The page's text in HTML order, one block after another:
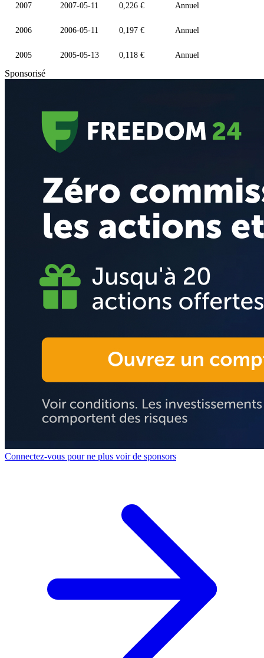
2007 2007-05-11 0,226 € Annuel
2006 2006-05-11 0,197 € Annuel
2005 2005-05-13 0,118 € Annuel
Sponsorisé
Connectez-vous pour ne plus voir de sponsors